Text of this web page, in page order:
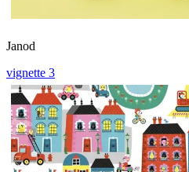
Janod
vignette 3